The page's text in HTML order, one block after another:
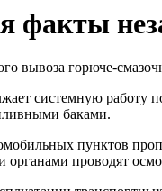
системную работу
баками.
пунктов
проводят